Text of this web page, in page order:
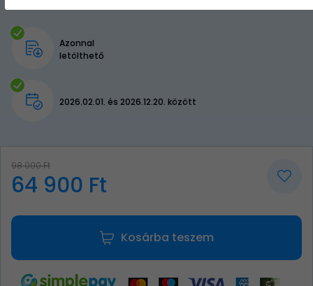
Azonnal
letölthető
2026.02.01. és 2026.12.20. között
98 000 Ft
64 900 Ft
Kosárba teszem